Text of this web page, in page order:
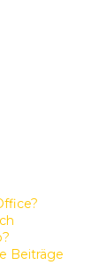
Beiträge